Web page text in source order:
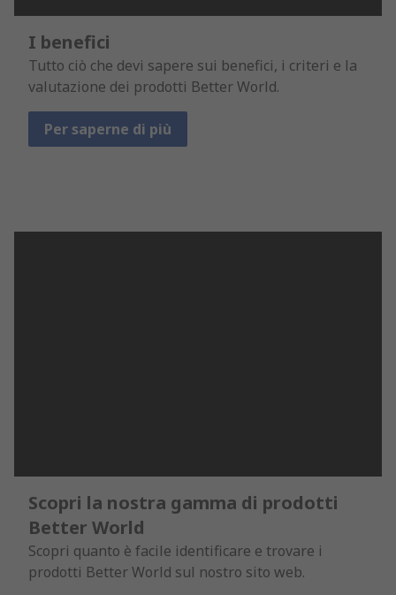
I benefici
Tutto ciò che devi sapere sui benefici, i criteri e la
valutazione dei prodotti Better World.
Per saperne di più
Scopri la nostra gamma di prodotti
Better World
Scopri quanto è facile identificare e trovare i
prodotti Better World sul nostro sito web.